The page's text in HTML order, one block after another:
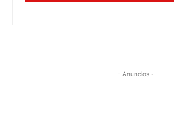
- Anuncios -